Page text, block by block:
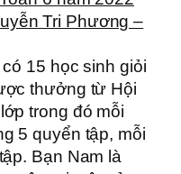
Tri Phương –
15 học sinh giỏi
thưởng từ Hội
trong đó mỗi
5 quyển tập, mỗi
Bạn Nam là